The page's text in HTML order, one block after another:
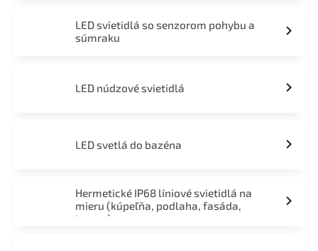
LED svietidlá so senzorom pohybu a
súmraku
LED núdzové svietidlá
LED svetlá do bazéna
Hermetické IP68 líniové svietidlá na
mieru (kúpeľňa, podlaha, fasáda,
terasa)